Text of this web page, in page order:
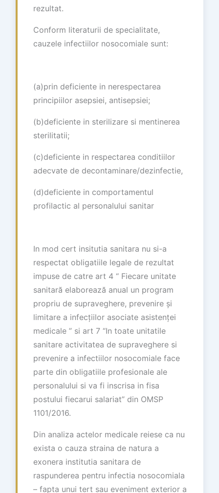
rezultat.
Conform literaturii de specialitate,
cauzele infectiilor nosocomiale sunt:
(a)prin deficiente in nerespectarea
principiilor asepsiei, antisepsiei;
(b)deficiente in sterilizare si mentinerea
sterilitatii;
(c)deficiente in respectarea conditiilor
adecvate de decontaminare/dezinfectie,
(d)deficiente in comportamentul
profilactic al personalului sanitar
In mod cert insitutia sanitara nu si-a
respectat obligatiile legale de rezultat
impuse de catre art 4 “ Fiecare unitate
sanitară elaborează anual un program
propriu de supraveghere, prevenire și
limitare a infecțiilor asociate asistenței
medicale ” si art 7 “In toate unitatile
sanitare activitatea de supraveghere si
prevenire a infectiilor nosocomiale face
parte din obligatiile profesionale ale
personalului si va fi inscrisa in fisa
postului fiecarui salariat” din OMSP
1101/2016.
Din analiza actelor medicale reiese ca nu
exista o cauza straina de natura a
exonera institutia sanitara de
raspunderea pentru infectia nosocomiala
– fapta unui tert sau eveniment exterior a